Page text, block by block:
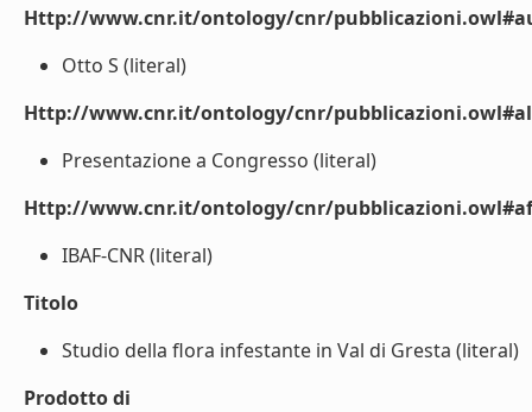
Http://www.cnr.it/ontology/cnr/
Otto S (literal)
Http://www.cnr.it/ontology/cnr/
Presentazione a Congresso (literal)
Http://www.cnr.it/ontology/cnr/
IBAF-CNR (literal)
Titolo
Studio della flora infestante in Val di Gresta (literal)
Prodotto di